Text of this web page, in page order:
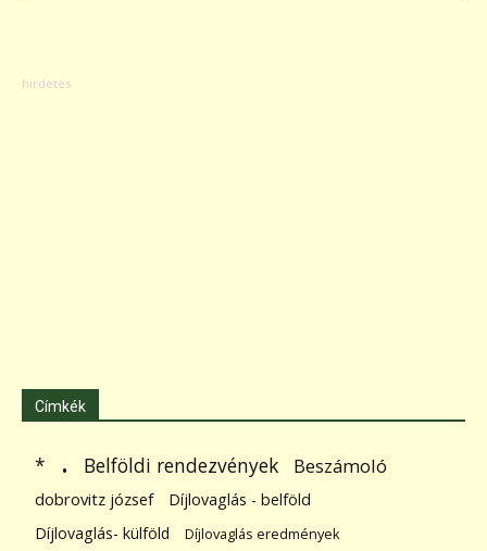
Címkék
* . Belföldi rendezvények Beszámoló
dobrovitz józsef
Díjlovaglás - belföld
Díjlovaglás- külföld
Díjlovaglás eredmények